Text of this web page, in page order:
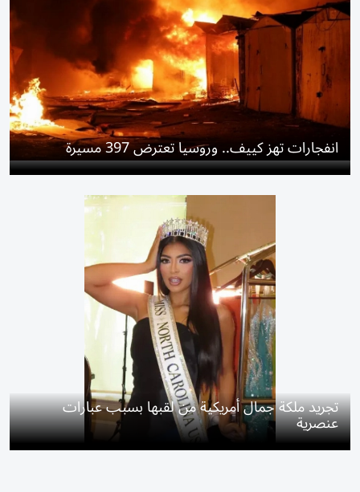
انفجارات تهز كييف.. وروسيا تعترض 397 مسيرة
تجريد ملكة جمال أمريكية من لقبها بسبب عبارات
عنصرية